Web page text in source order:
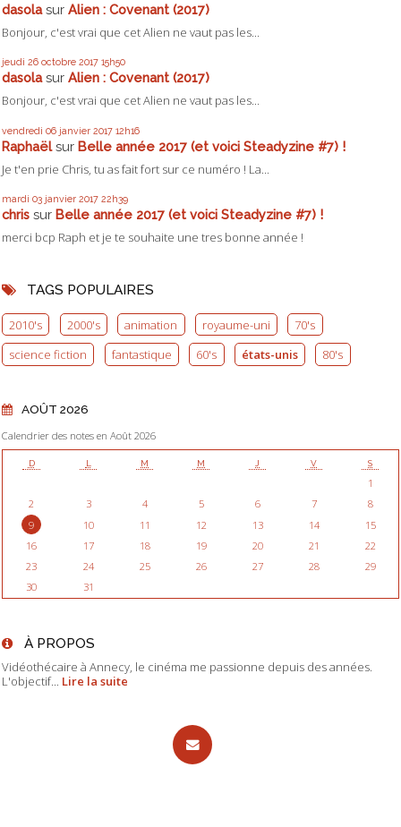
dasolasur Alien : Covenant (2017)
Bonjour, c'est vrai que cet Alien ne vaut pas les...
jeudi 26 octobre 2017 15h50
dasolasur Alien : Covenant (2017)
Bonjour, c'est vrai que cet Alien ne vaut pas les...
vendredi 06 janvier 2017 12h16
Raphaëlsur Belle année 2017 (et voici Steadyzine #7) !
Je t'en prie Chris, tu as fait fort sur ce numéro ! La...
mardi 03 janvier 2017 22h39
chris sur Belle année 2017 (et voici Steadyzine #7) !
merci bcp Raph et je te souhaite une tres bonne année !
TAGS POPULAIRES
2010's 2000's animation royaume-uni
70's
science fiction
fantastique 60's états-unis 80's
AOÛT 2026
Calendrier des notes en Août 2026
D L M M J V S
1
2
3 4 5 6 7
8
9
10 11 12 13 14
15
16
17 18 19 20 21
22
23
24 25 26 27 28
29
30
31
À PROPOS
Vidéothécaire à Annecy, le cinéma me passionne depuis des années.
L'objectif... Lire la suite